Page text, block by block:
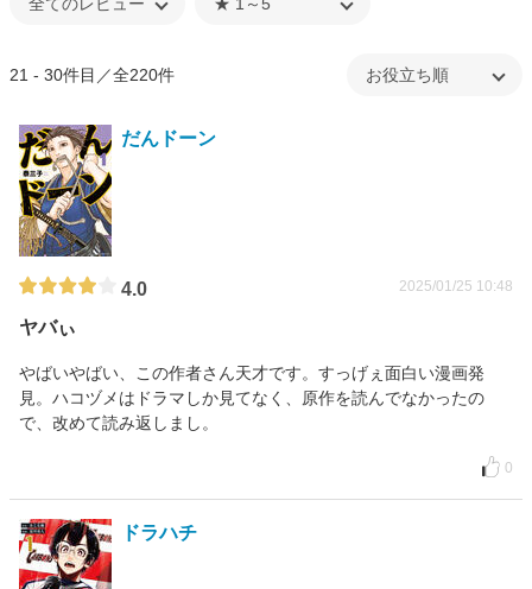
21 - 30件目／全220件
だんドーン
4.0 2025/01/25 10:48
ヤバぃ
やばいやばい、この作者さん天才です。すっげぇ面白い漫画発
見。ハコヅメはドラマしか見てなく、原作を読んでなかったの
で、改めて読み返しまし。
0
ドラハチ